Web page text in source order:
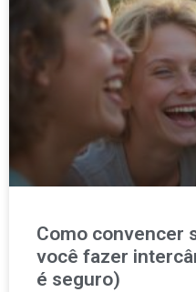
Como convencer
você fazer
é seguro)